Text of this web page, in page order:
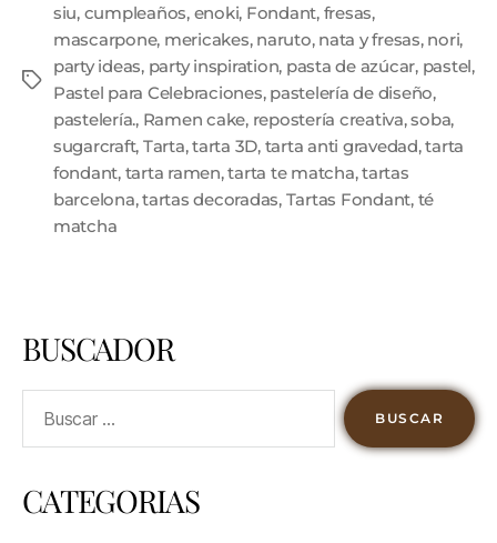
siu, cumpleaños, enoki, Fondant, fresas,
mascarpone, mericakes, naruto, nata y fresas, nori,
party ideas, party inspiration, pasta de azúcar, pastel,
Pastel para Celebraciones, pastelería de diseño,
pastelería., Ramen cake, repostería creativa,soba,
sugarcraft, Tarta,tarta 3D, tarta anti gravedad,tarta
fondant, tarta ramen,tarta te matcha,tartas
barcelona,tartas decoradas, Tartas Fondant, té
matcha
BUSCADOR
CATEGORIAS